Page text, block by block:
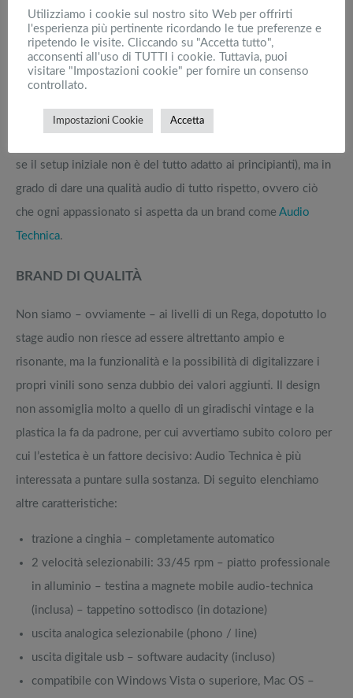
7
Audio-Technica AT-LP60, qualità produttiva di
un brand fidato
Un prodotto come questo incrocia più nicchie di utenza. È un
se il setup iniziale non è del tutto adatto ai principianti), ma in
grado di dare una qualità audio di tutto rispetto, ovvero ciò
che ogni appassionato si aspetta da un brand come Audio
Technica.
BRAND DI QUALITÀ
Non siamo – ovviamente – ai livelli di un Rega, dopotutto lo
stage audio non riesce ad essere altrettanto ampio e
risonante, ma la funzionalità e la possibilità di digitalizzare i
propri vinili sono senza dubbio dei valori aggiunti. Il design
non assomiglia molto a quello di un giradischi vintage e la
plastica la fa da padrone, per cui avvertiamo subito coloro per
cui l’estetica è un fattore decisivo: Audio Technica è più
interessata a puntare sulla sostanza. Di seguito elenchiamo
altre caratteristiche:
trazione a cinghia – completamente automatico
2 velocità selezionabili: 33/45 rpm – piatto professionale
in alluminio – testina a magnete mobile audio-technica
(inclusa) – tappetino sottodisco (in dotazione)
uscita analogica selezionabile (phono / line)
uscita digitale usb – software audacity (incluso)
compatibile con Windows Vista o superiore, Mac OS –
Utilizziamo i cookie sul nostro sito Web per offrirti
l'esperienza più pertinente ricordando le tue preferenze e
ripetendo le visite. Cliccando su "Accetta tutto",
acconsenti all'uso di TUTTI i cookie. Tuttavia, puoi
visitare "Impostazioni cookie" per fornire un consenso
controllato.
Impostazioni Cookie Accetta